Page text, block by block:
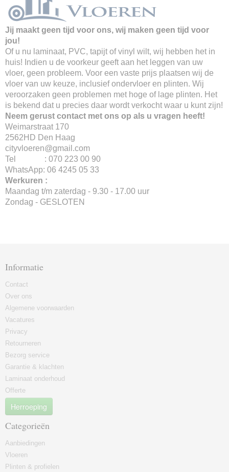
Jij maakt geen tijd voor ons, wij maken geen tijd voor
jou!
Of u nu laminaat, PVC, tapijt of vinyl wilt, wij hebben het in
huis! Indien u de voorkeur geeft aan het leggen van uw
vloer, geen probleem. Voor een vaste prijs plaatsen wij de
vloer van uw keuze, inclusief ondervloer en plinten. Wij
veroorzaken geen problemen met hoge of lage plinten. Het
is bekend dat u precies daar wordt verkocht waar u kunt zijn!
Neem gerust contact met ons op als u vragen heeft!
Weimarstraat 170
2562HD Den Haag
cityvloeren@gmail.com
Tel : 070 223 00 90
WhatsApp: 06 4245 05 33
Werkuren :
Maandag t/m zaterdag - 9.30 - 17.00 uur
Zondag - GESLOTEN
Informatie
Contact
Over ons
Algemene voorwaarden
Vacatures
Privacy
Retourneren
Bezorg service
Garantie & klachten
Laminaat onderhoud
Offerte
Herroeping
Categorieën
Aanbiedingen
Vloeren
Plinten & profielen